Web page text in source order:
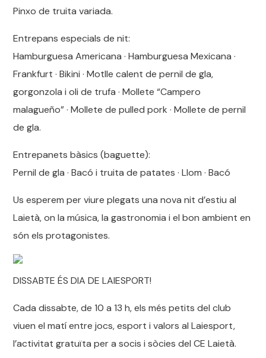
Pinxo de truita variada.
Entrepans especials de nit:
Hamburguesa Americana · Hamburguesa Mexicana ·
Frankfurt · Bikini · Motlle calent de pernil de gla,
gorgonzola i oli de trufa · Mollete “Campero
malagueño” · Mollete de pulled pork · Mollete de pernil
de gla.
Entrepanets bàsics (baguette):
Pernil de gla · Bacó i truita de patates · Llom · Bacó
Us esperem per viure plegats una nova nit d’estiu al
Laietà, on la música, la gastronomia i el bon ambient en
són els protagonistes.
DISSABTE ÉS DIA DE LAIESPORT!
Cada dissabte, de 10 a 13 h, els més petits del club
viuen el matí entre jocs, esport i valors al Laiesport,
l’activitat gratuïta per a socis i sòcies del CE Laietà.